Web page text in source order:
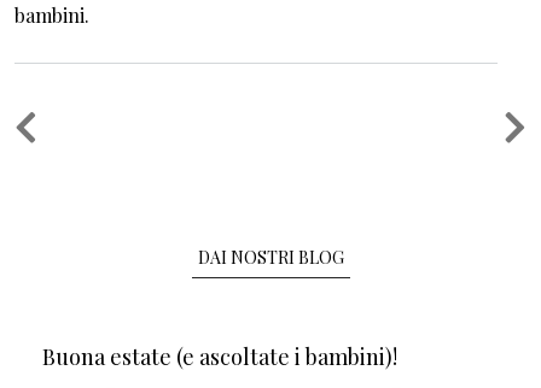
bambini.
Paginazione
DAI NOSTRI BLOG
Buona estate (e ascoltate i bambini)!